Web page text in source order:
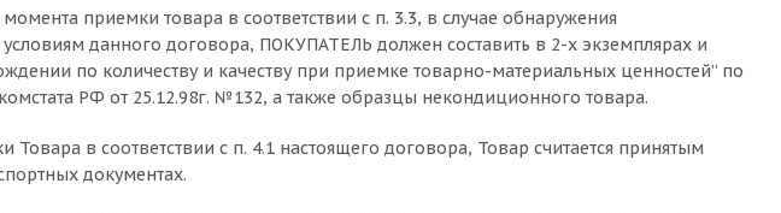
приемки товара в соответствии с п. 3.3, в случае обнаружения
условиям данного договора, ПОКУПАТЕЛЬ должен составить в 2-х экземплярах и
по количеству и качеству при приемке товарно-материальных ценностей” по
РФ от 25.12.98г. №132, а также образцы некондиционного товара.
в соответствии с п. 4.1 настоящего договора, Товар считается принятым
документах.